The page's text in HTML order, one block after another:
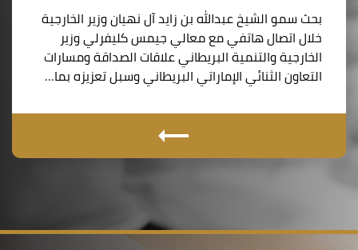
بحث سمو الشيخ عبدالله بن زايد آل نهيان وزير الخارجية
خلال اتصال هاتفي مع معالي جيمس كليفرلي وزير
الخارجية والتنمية البريطاني علاقات الصداقة ومسارات
التعاون الثنائي الإماراتي البريطاني وسبل تعزيزه بما…